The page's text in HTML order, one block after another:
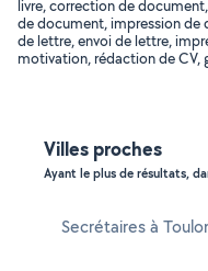
livre, correction de
de document, impression de
de lettre, envoi de lettre,
motivation, rédaction de CV,
Villes proches
Ayant le plus de résultats,
Secrétaires à